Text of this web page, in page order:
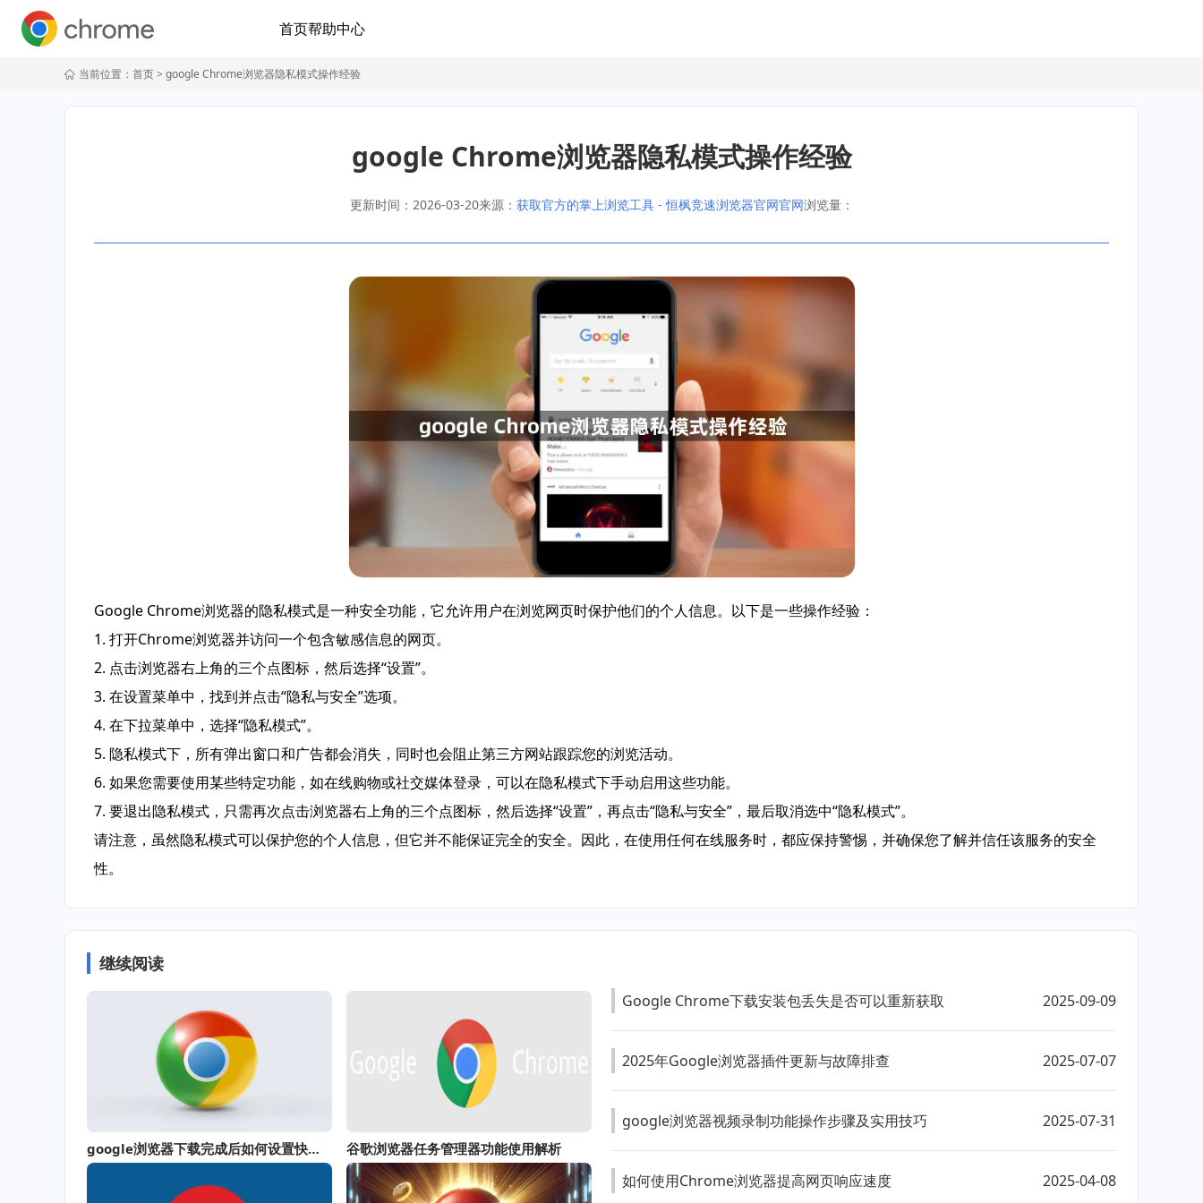
首页帮助中心
当前位置： 首页> google Chrome浏览器隐私模式操作经验
google Chrome浏览器隐私模式操作经验
更新时间：2026-03-20来源： 获取官方的掌上浏览工具 - 恒枫竞速浏览器官网官网浏览量：
Google Chrome浏览器的隐私模式是一种安全功能，它允许用户在浏览网页时保护他们的个人信息。以下是一些操作经验：
1. 打开Chrome浏览器并访问一个包含敏感信息的网页。
2. 点击浏览器右上角的三个点图标，然后选择“设置”。
3. 在设置菜单中，找到并点击“隐私与安全”选项。
4. 在下拉菜单中，选择“隐私模式”。
5. 隐私模式下，所有弹出窗口和广告都会消失，同时也会阻止第三方网站跟踪您的浏览活动。
6. 如果您需要使用某些特定功能，如在线购物或社交媒体登录，可以在隐私模式下手动启用这些功能。
7. 要退出隐私模式，只需再次点击浏览器右上角的三个点图标，然后选择“设置”，再点击“隐私与安全”，最后取消选中“隐私模式”。
请注意，虽然隐私模式可以保护您的个人信息，但它并不能保证完全的安全。因此，在使用任何在线服务时，都应保持警惕，并确保您了解并信任该服务的安全
性。
继续阅读
google浏览器下载完成后如何设置快捷访问网站 谷歌浏览器任务管理器功能使用解析
Google Chrome下载安装包丢失是否可以重新获取 2025-09-09
2025年Google浏览器插件更新与故障排查 2025-07-07
google浏览器视频录制功能操作步骤及实用技巧 2025-07-31
如何使用Chrome浏览器提高网页响应速度 2025-04-08